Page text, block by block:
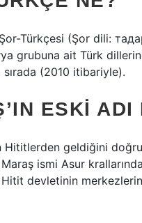
Türkçesi (Şor dili:
grubuna ait Türk
(2010 itibariyle).
ESKI ADI
Hititlerden geldiğini
ismi Asur
devletinin